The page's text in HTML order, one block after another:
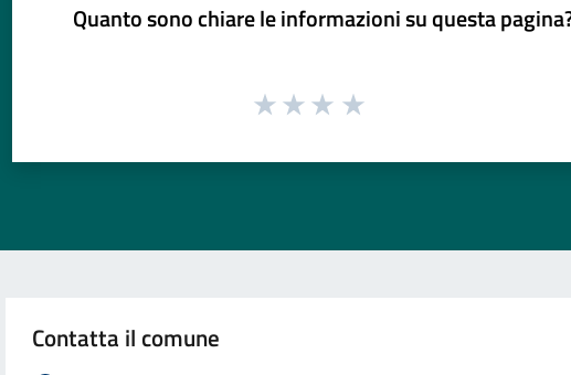
Quanto sono chiare le informazioni su questa
Contatta il comune